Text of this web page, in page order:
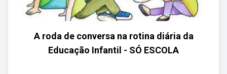
A roda de conversa na rotina diária da
Educação Infantil - SÓ ESCOLA